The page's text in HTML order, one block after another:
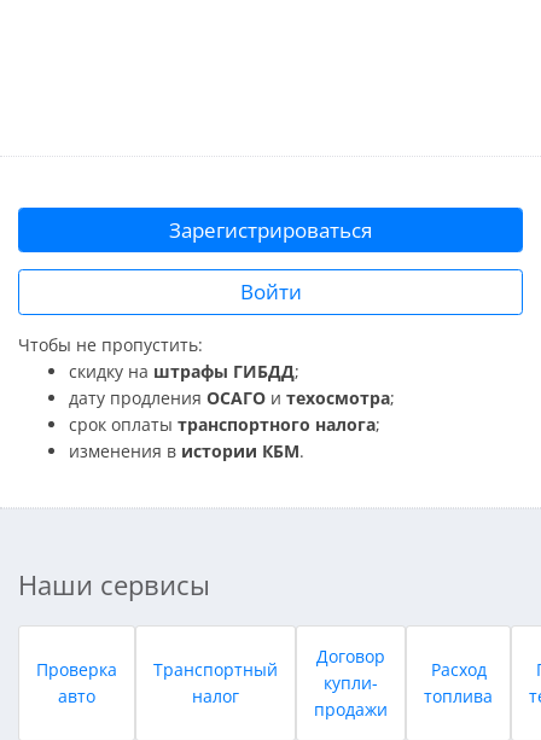
Зарегистрироваться
Войти
Чтобы не пропустить:
скидку на штрафы ГИБДД;
дату продления ОСАГО и техосмотра;
срок оплаты транспортного налога;
изменения в истории КБМ.
Наши сервисы
Проверка
авто
Транспортный
налог
Договор
купли-
продажи
Расход
топлива